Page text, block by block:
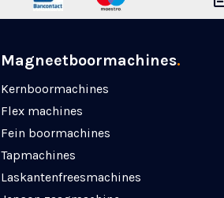
Magneetboormachines.
Kernboormachines
Flex machines
Fein boormachines
Tapmachines
Laskanten­freesmachines